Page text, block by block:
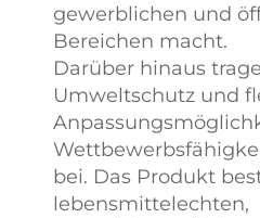
gewerblichen und
Bereichen macht.
Darüber hinaus
Umweltschutz und
bei. Das Produkt
lebensmittelechten,